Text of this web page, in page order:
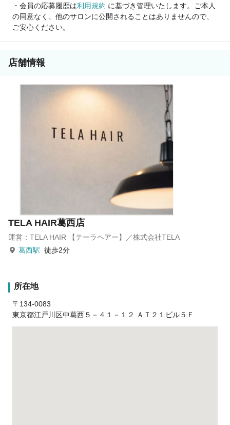
【“通いやすい”×“入客しやすい”】
お客さまが無理なく通いやすいサロン。
過剰なサービス、SNSによる発信力が
・会員の応募履歴は利用規約 に基づき管理いたします。ご本人
の同意なく、他のサロンに公開されることはありませんので、
ご安心ください。
店舗情報
TELA HAIR葛西店
運営：TELA HAIR 【テーラヘアー】／株式会社TELA
葛西駅 徒歩2分
所在地
〒134-0083
東京都江戸川区中葛西５－４１－１２ ＡＴ２１ビル５Ｆ